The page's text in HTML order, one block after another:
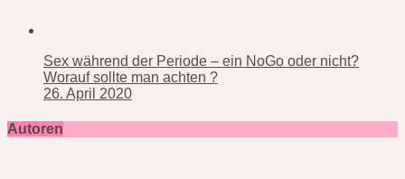
Sex während der Periode – ein NoGo oder nicht?
Worauf sollte man achten ?
26. April 2020
Autoren